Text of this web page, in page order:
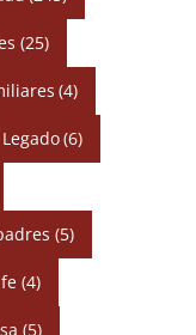
(25)
(4)
Legado(6)
(5)
(4)
(5)